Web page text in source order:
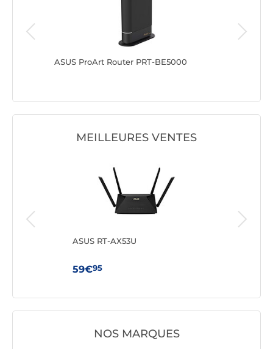
ASUS ProArt Router PRT-BE5000
MEILLEURES VENTES
ASUS RT-AX53U
59€95
NOS MARQUES